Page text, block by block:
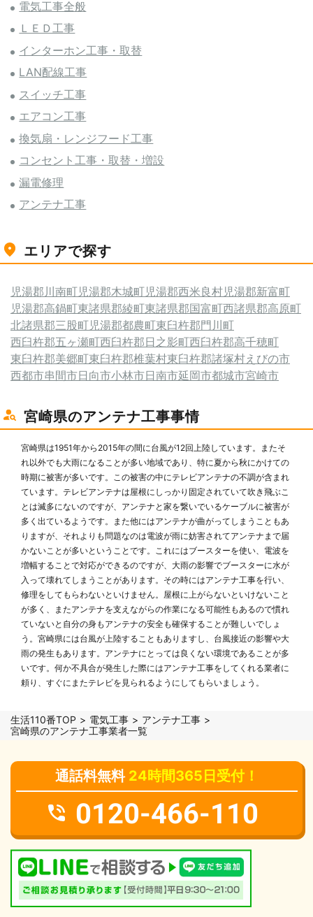
電気工事全般
ＬＥＤ工事
インターホン工事・取替
LAN配線工事
スイッチ工事
エアコン工事
換気扇・レンジフード工事
コンセント工事・取替・増設
漏電修理
アンテナ工事
エリアで探す
児湯郡川南町児湯郡木城町児湯郡西米良村児湯郡新富町
児湯郡高鍋町東諸県郡綾町東諸県郡国富町西諸県郡高原町
北諸県郡三股町児湯郡都農町東臼杵郡門川町
西臼杵郡五ヶ瀬町西臼杵郡日之影町西臼杵郡高千穂町
東臼杵郡美郷町東臼杵郡椎葉村東臼杵郡諸塚村えびの市
西都市串間市日向市小林市日南市延岡市都城市宮崎市
宮崎県のアンテナ工事事情
宮崎県は1951年から2015年の間に台風が12回上陸しています。またそ
れ以外でも大雨になることが多い地域であり、特に夏から秋にかけての
時期に被害が多いです。この被害の中にテレビアンテナの不調が含まれ
ています。テレビアンテナは屋根にしっかり固定されていて吹き飛ぶこ
とは滅多にないのですが、アンテナと家を繋いでいるケーブルに被害が
多く出ているようです。また他にはアンテナが曲がってしまうこともあ
りますが、それよりも問題なのは電波が雨に妨害されてアンテナまで届
かないことが多いということです。これにはブースターを使い、電波を
増幅することで対応ができるのですが、大雨の影響でブースターに水が
入って壊れてしまうことがあります。その時にはアンテナ工事を行い、
修理をしてもらわないといけません。屋根に上がらないといけないこと
が多く、またアンテナを支えながらの作業になる可能性もあるので慣れ
ていないと自分の身もアンテナの安全も確保することが難しいでしょ
う。宮崎県には台風が上陸することもありますし、台風接近の影響や大
雨の発生もあります。アンテナにとっては良くない環境であることが多
いです。何か不具合が発生した際にはアンテナ工事をしてくれる業者に
頼り、すぐにまたテレビを見られるようにしてもらいましょう。
生活110番TOP 電気工事
アンテナ工事
宮崎県のアンテナ工事業者一覧
通話料無料 24時間365日受付！
0120-466-110